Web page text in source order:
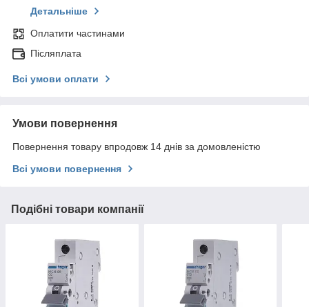
Детальніше
Оплатити частинами
Післяплата
Всі умови оплати
Умови повернення
Повернення товару впродовж 14 днів за домовленістю
Всі умови повернення
Подібні товари компанії